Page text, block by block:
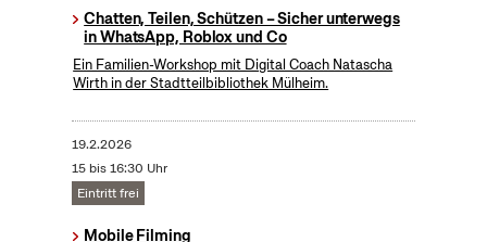
Chatten, Teilen, Schützen – Sicher unterwegs
in WhatsApp, Roblox und Co
Ein Familien-Workshop mit Digital Coach Natascha
Wirth in der Stadtteilbibliothek Mülheim.
19.2.2026
15 bis 16:30 Uhr
Eintritt frei
Mobile Filming